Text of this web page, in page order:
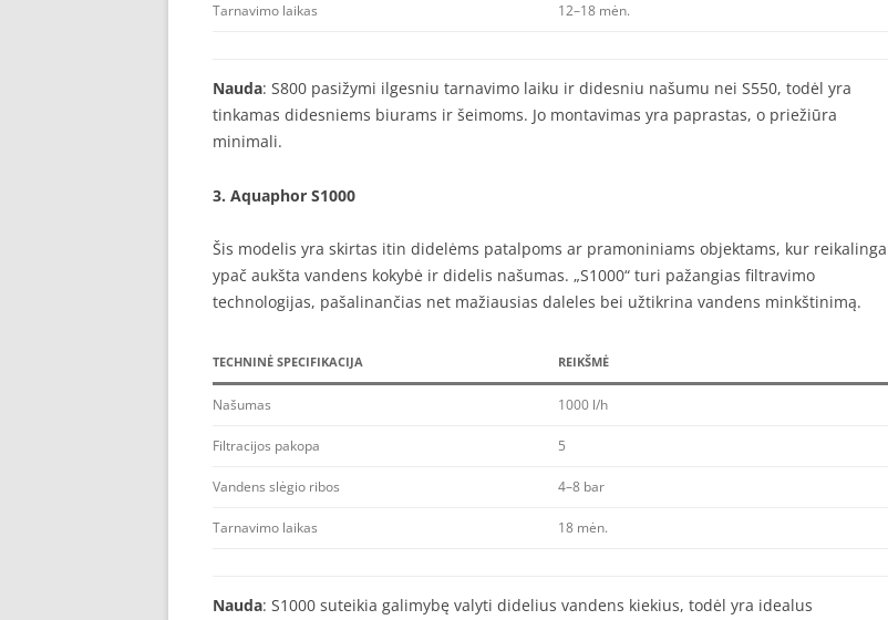
Tarnavimo laikas 12–18 mėn.
Nauda: S800 pasižymi ilgesniu tarnavimo laiku ir didesniu našumu nei S550, todėl yra
tinkamas didesniems biurams ir šeimoms. Jo montavimas yra paprastas, o priežiūra
minimali.
3. Aquaphor S1000
Šis modelis yra skirtas itin didelėms patalpoms ar pramoniniams objektams, kur reikalinga
ypač aukšta vandens kokybė ir didelis našumas. „S1000“ turi pažangias filtravimo
technologijas, pašalinančias net mažiausias daleles bei užtikrina vandens minkštinimą.
TECHNINĖ SPECIFIKACIJA REIKŠMĖ
Našumas 1000 l/h
Filtracijos pakopa 5
Vandens slėgio ribos 4–8 bar
Tarnavimo laikas 18 mėn.
Nauda: S1000 suteikia galimybę valyti didelius vandens kiekius, todėl yra idealus